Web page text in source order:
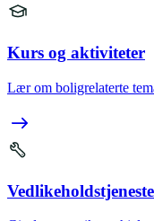
Kurs og aktiviteter
Lær om boligrelaterte